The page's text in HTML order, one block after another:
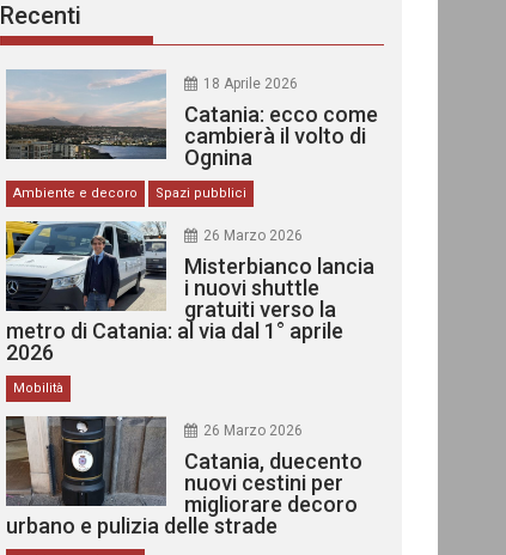
Recenti
18 Aprile 2026
Catania: ecco come
cambierà il volto di
Ognina
Ambiente e decoro Spazi pubblici
26 Marzo 2026
Misterbianco lancia
i nuovi shuttle
gratuiti verso la
metro di Catania: al via dal 1° aprile
2026
Mobilità
26 Marzo 2026
Catania, duecento
nuovi cestini per
migliorare decoro
urbano e pulizia delle strade